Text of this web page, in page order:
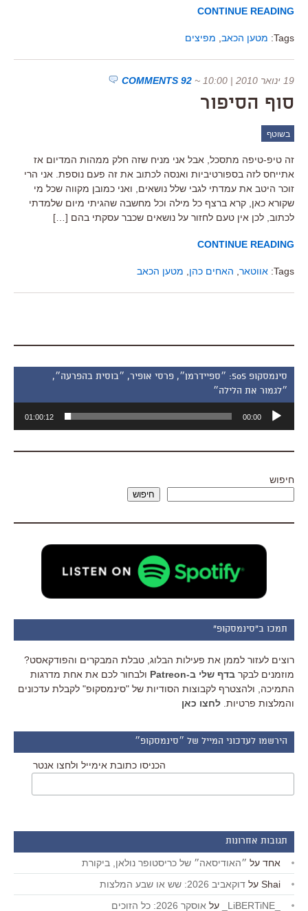
CONTINUE READING
Tags: מטען הכאב מפיצים
19 ינואר 2010 | 10:00 ~
92 COMMENTS
סוף הסיפור
בשוטף
זה טיפ-טיפה מתסכל, אבל אני מניח שזה חלק ממהות המדיום אז
אתייחס לזה בספורטיביות ואנסה לכתוב את זה פעם נוספת. אני הרי
זוכר היטב את עמדתי לגבי שלל נושאים, ואני כמובן מקווה שכל מי
שקורא כאן, קרא ברצף כל מילה וכל מחשבה שהגיתי מיום שלמדתי
לכתוב, לכן אין טעם לחזור על נושאים שכבר עסקתי בהם […]
CONTINUE READING
Tags: אווטאר האחים כהן מטען הכאב
סינמסקופ 505: ״ספיידרמן״, פרסי אופיר, ״בוסית בהפרעה״,
״לגמור את הלילה״
אודיו
00:00
01:00:12
חיפוש
חיפוש
תמכו ב"סינמסקופ"
רוצים לעזור לממן את פעילות הבלוג, טבלת המבקרים והפודקאסט?
מוזמנים לבקר בדף שלי ב-Patreon
ולבחור לכם את אחת מדרגות
התמיכה, ולהצטרף לקבוצות הסודיות של "סינמסקופ" לקבלת עדכונים
והמלצות פרטיות. לחצו כאן
הירשמו לעדכוני המייל של ״סינמסקופ״
הכניסו כתובת אימייל ולחצו אנטר
תגובות אחרונות
אחד על ״האודיסאה״ של כריסטופר נולאן, ביקורת
Shai על דוקאביב 2026: שש או שבע המלצות
על אוסקר 2026: כל הזוכים